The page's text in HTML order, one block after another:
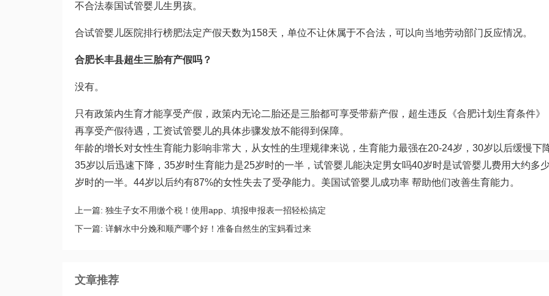
不合法泰国试管婴儿生男孩。
合试管婴儿医院排行榜肥法定产假天数为158天，单位不让休属于不合法，可以向当地劳动部门反应情况。
合肥长丰县超生三胎有产假吗？
没有。
只有政策内生育才能享受产假，政策内无论二胎还是三胎都可享受带薪产假，超生违反《合肥计划生育条件》
再享受产假待遇，工资试管婴儿的具体步骤发放不能得到保障。
年龄的增长对女性生育能力影响非常大，从女性的生理规律来说，生育能力最强在20-24岁，30岁以后缓慢下
35岁以后迅速下降，35岁时生育能力是25岁时的一半， 试管婴儿能决定男女吗40岁时是试管婴儿费用大约多
岁时的一半。44岁以后约有87%的女性失去了受孕能力。美国试管婴儿成功率 帮助他们改善生育能力。
上一篇: 独生子女不用缴个税！使用app、填报申报表一招轻松搞定
下一篇: 详解水中分娩和顺产哪个好！准备自然生的宝妈看过来
文章推荐